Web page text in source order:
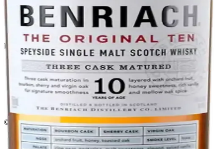
Política de privacidad
Términos y condiciones
Política de devoluciones
Delivery · Miami
Delivery de licores en Miami
Alcohol a domicilio Miami
Delivery a Brickell
Licorera en Brickell
Delivery Coral Gables
Cervezas a domicilio Miami
© 2026 El Gato Tuerto · Licorera·Bebé responsablemente.